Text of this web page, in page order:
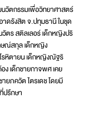
วัตกรรมเพื่อวิทยาศาสตร์
าดรังสิต จ.ปทุมธานี ในชุด
ตร สติลเลอร์ เด็กหญิงปริ
ณ์สกุล เด็กหญิง
หิตายน เด็กหญิงณัฐริ
ง เด็กชายกาจพศ เคย
ยภควัต ไตรเดช โดยมี
ปรึกษา